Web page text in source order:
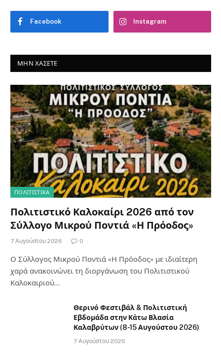
Facebook Instagram
ΜΗΝ ΧΆΣΕΤΕ
ΠΟΛΙΤΙΣΤΙΚΑ
Πολιτιστικό Καλοκαίρι 2026 από τον
Σύλλογο Μικρού Ποντιά «Η Πρόοδος»
7 Αυγούστου 2026 0
Ο Σύλλογος Μικρού Ποντιά «Η Πρόοδος» με ιδιαίτερη
χαρά ανακοινώνει τη διοργάνωση του Πολιτιστικού
Καλοκαιριού…
Θερινό Φεστιβάλ & Πολιτιστική
Εβδομάδα στην Κάτω Βλασία
Καλαβρύτων (8-15 Αυγούστου 2026)
7 Αυγούστου 2026